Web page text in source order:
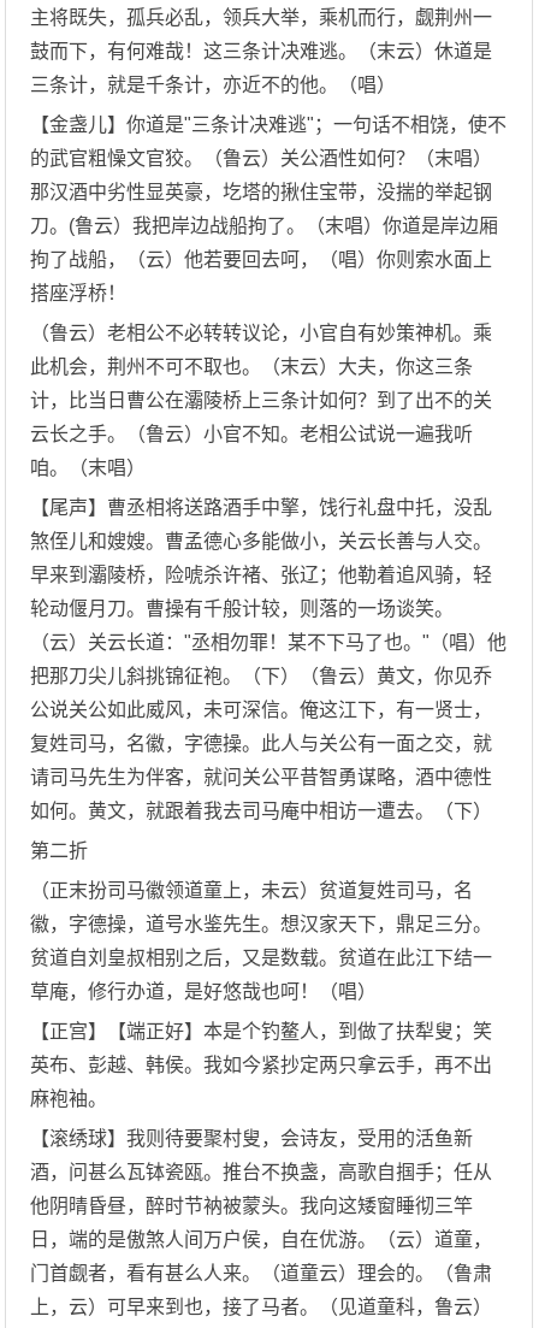
主将既失，孤兵必乱，领兵大举，乘机而行，觑荆州一
鼓而下，有何难哉！这三条计决难逃。（末云）休道是
三条计，就是千条计，亦近不的他。（唱）
【金盏儿】你道是"三条计决难逃"；一句话不相饶，使不
的武官粗懆文官狡。（鲁云）关公酒性如何？（末唱）
那汉酒中劣性显英豪，圪塔的揪住宝带，没揣的举起钢
刀。(鲁云）我把岸边战船拘了。（末唱）你道是岸边厢
拘了战船，（云）他若要回去呵，（唱）你则索水面上
搭座浮桥！
（鲁云）老相公不必转转议论，小官自有妙策神机。乘
此机会，荆州不可不取也。（末云）大夫，你这三条
计，比当日曹公在灞陵桥上三条计如何？到了出不的关
云长之手。（鲁云）小官不知。老相公试说一遍我听
咱。（末唱）
【尾声】曹丞相将送路酒手中擎，饯行礼盘中托，没乱
煞侄儿和嫂嫂。曹孟德心多能做小，关云长善与人交。
早来到灞陵桥，险唬杀许褚、张辽；他勒着追风骑，轻
轮动偃月刀。曹操有千般计较，则落的一场谈笑。
（云）关云长道："丞相勿罪！某不下马了也。"（唱）他
把那刀尖儿斜挑锦征袍。（下）（鲁云）黄文，你见乔
公说关公如此威风，未可深信。俺这江下，有一贤士，
复姓司马，名徽，字德操。此人与关公有一面之交，就
请司马先生为伴客，就问关公平昔智勇谋略，酒中德性
如何。黄文，就跟着我去司马庵中相访一遭去。（下）
第二折
（正末扮司马徽领道童上，未云）贫道复姓司马，名
徽，字德操，道号水鉴先生。想汉家天下，鼎足三分。
贫道自刘皇叔相别之后，又是数载。贫道在此江下结一
草庵，修行办道，是好悠哉也呵！（唱）
【正宫】【端正好】本是个钓鳌人，到做了扶犁叟；笑
英布、彭越、韩侯。我如今紧抄定两只拿云手，再不出
麻袍袖。
【滚绣球】我则待要聚村叟，会诗友，受用的活鱼新
酒，问甚么瓦钵瓷瓯。推台不换盏，高歌自掴手；任从
他阴晴昏昼，醉时节衲被蒙头。我向这矮窗睡彻三竿
日，端的是傲煞人间万户侯，自在优游。（云）道童，
门首觑者，看有甚么人来。（道童云）理会的。（鲁肃
上，云）可早来到也，接了马者。（见道童科，鲁云）